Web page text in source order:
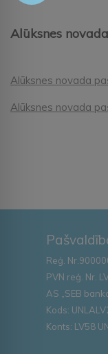
Alūksnes
Alūksnes novada
Alūksnes novada
Reģ.
PVN reģ. Nr.
AS „SEB
Kods:
Konts: LV58